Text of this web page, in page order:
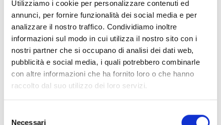
Utilizziamo i cookie per personalizzare contenuti ed
annunci, per fornire funzionalità dei social media e per
analizzare il nostro traffico. Condividiamo inoltre
informazioni sul modo in cui utilizza il nostro sito con i
nostri partner che si occupano di analisi dei dati web,
pubblicità e social media, i quali potrebbero combinarle
con altre informazioni che ha fornito loro o che hanno
raccolto dal suo utilizzo dei loro servizi.
Necessari
I tuoi dati
Nome*